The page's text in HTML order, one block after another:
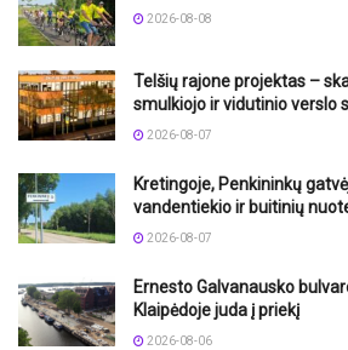
2026-08-08
Telšių rajone projektas –
smulkiojo ir vidutinio verslo
2026-08-07
Kretingoje, Penkininkų
vandentiekio ir buitinių
2026-08-07
Ernesto Galvanausko
Klaipėdoje juda į priekį
2026-08-06